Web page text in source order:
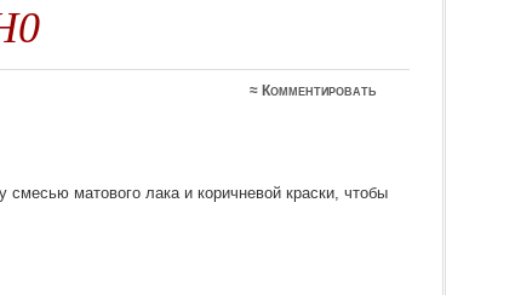
≈ Комментировать
смесью матового лака и коричневой краски, чтобы